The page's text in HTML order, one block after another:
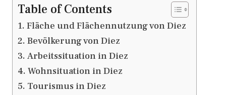
Table of Contents
Fläche und Flächennutzung von Diez
Bevölkerung von Diez
Arbeitssituation in Diez
Wohnsituation in Diez
Tourismus in Diez